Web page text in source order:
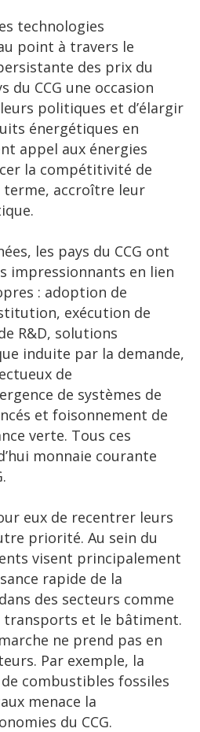
technologies
point à travers le
des prix du
du CCG une occasion
politiques et d’élargir
énergétiques en
appel aux énergies
la compétitivité de
accroître leur
les pays du CCG ont
impressionnants en lien
: adoption de
exécution de
R&D, solutions
induite par la demande,
de
de systèmes de
et foisonnement de
verte. Tous ces
monnaie courante
eux de recentrer leurs
priorité. Au sein du
visent principalement
rapide de la
des secteurs comme
transports et le bâtiment.
ne prend pas en
Par exemple, la
combustibles fossiles
menace la
du CCG.